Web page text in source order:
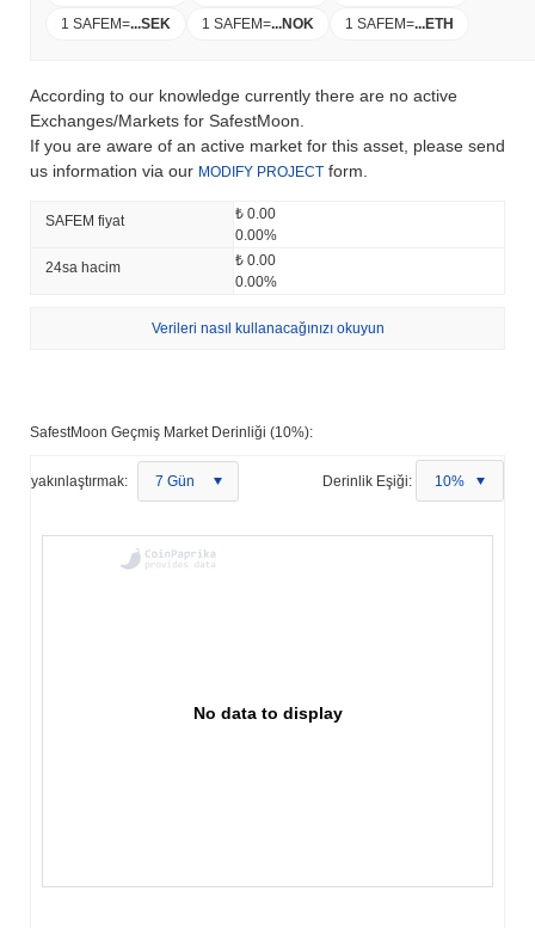
1 SAFEM=...SEK 1 SAFEM=...NOK 1 SAFEM=...ETH
According to our knowledge currently there are no active
Exchanges/Markets for SafestMoon.
If you are aware of an active market for this asset, please send
us information via our MODIFY PROJECT form.
SAFEM fiyat
₺ 0.00
0.00%
24sa hacim
₺ 0.00
0.00%
Verileri nasıl kullanacağınızı okuyun
SafestMoon Geçmiş Market Derinliği (10%):
yakınlaştırmak: 7 Gün Derinlik Eşiği: 10%
No data to display